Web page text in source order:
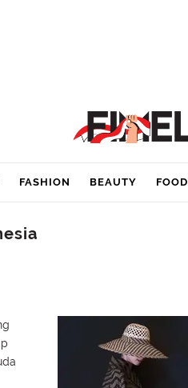
FASHION BEAUTY FOOD